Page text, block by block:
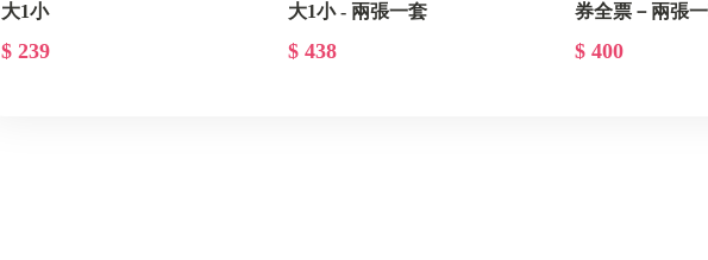
大1小
$ 239
大1小 - 兩張一套
$ 438
券全票－兩張
$ 400